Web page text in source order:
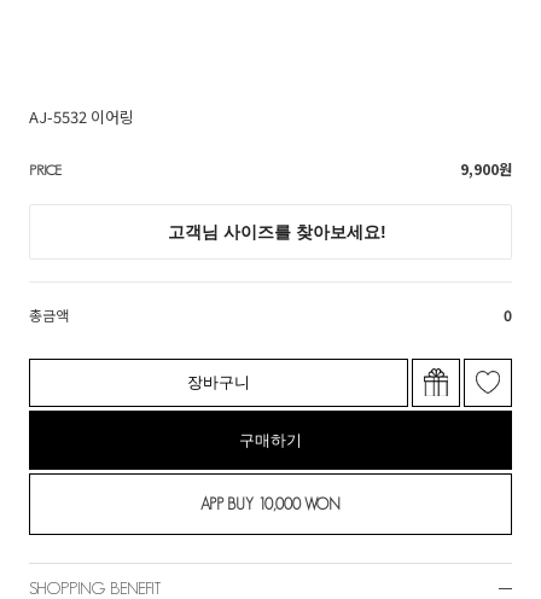
AJ-5532 이어링
PRICE 9,900원
총금액 0
장바구니
구매하기
SHOPPING BENEFIT